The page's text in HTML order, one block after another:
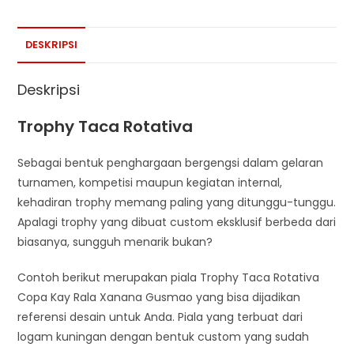
DESKRIPSI
Deskripsi
Trophy Taca Rotativa
Sebagai bentuk penghargaan bergengsi dalam gelaran
turnamen, kompetisi maupun kegiatan internal,
kehadiran trophy memang paling yang ditunggu-tunggu.
Apalagi trophy yang dibuat custom eksklusif berbeda dari
biasanya, sungguh menarik bukan?
Contoh berikut merupakan piala Trophy Taca Rotativa
Copa Kay Rala Xanana Gusmao yang bisa dijadikan
referensi desain untuk Anda. Piala yang terbuat dari
logam kuningan dengan bentuk custom yang sudah